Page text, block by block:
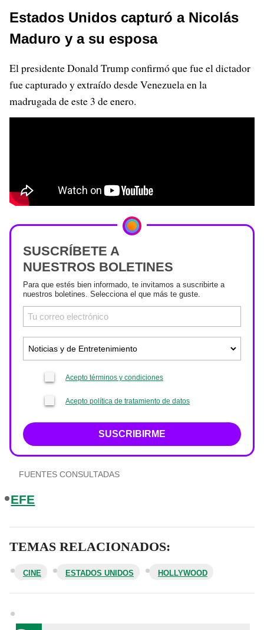
Estados Unidos capturó a Nicolás
Maduro y a su esposa
El presidente Donald Trump confirmó que fue el dictador
fue capturado y extraído desde Venezuela en la
madrugada de este 3 de enero.
SUSCRÍBETE A
NUESTROS BOLETINES
Para que estés bien informado, te invitamos a suscribirte a
nuestros boletines. Selecciona el que más te guste.
Acepto términos y condiciones
Acepto política de tratamiento de datos
SUSCRIBIRME
FUENTES CONSULTADAS
EFE
TEMAS RELACIONADOS:
CINE ESTADOS UNIDOS HOLLYWOOD